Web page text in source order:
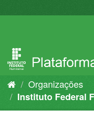
para
Organizações
Instituto Federal